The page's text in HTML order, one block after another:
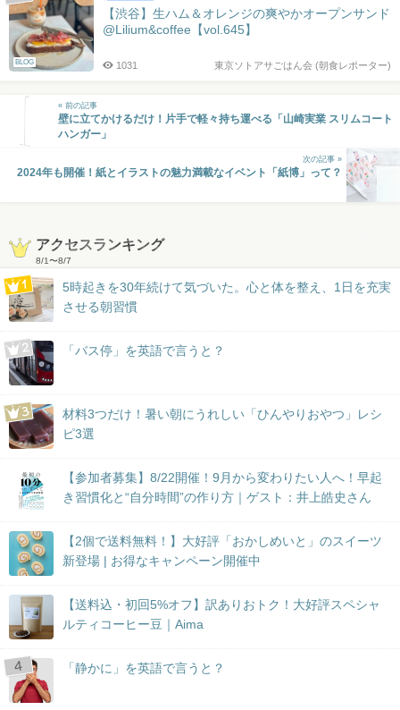
BLOG
【渋谷】生ハム＆オレンジの爽やかオープンサンド
@Lilium&coffee【vol.645】
東京ソトアサごはん会 (朝食レポーター)
1031
« 前の記事
壁に立てかけるだけ！片手で軽々持ち運べる「山崎実業 スリムコート
ハンガー」
次の記事 »
2024年も開催！紙とイラストの魅力満載なイベント「紙博」って？
アクセスランキング
8/1〜8/7
5時起きを30年続けて気づいた。心と体を整え、1日を充実
させる朝習慣
「バス停」を英語で言うと？
材料3つだけ！暑い朝にうれしい「ひんやりおやつ」レシ
ピ3選
【参加者募集】8/22開催！9月から変わりたい人へ！早起
き習慣化と“自分時間”の作り方｜ゲスト：井上皓史さん
【2個で送料無料！】大好評「おかしめいと」のスイーツ
新登場 | お得なキャンペーン開催中
【送料込・初回5%オフ】訳ありおトク！大好評スペシャ
ルティコーヒー豆｜Aima
「静かに」を英語で言うと？